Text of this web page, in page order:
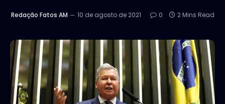
Redação Fatos AM 10 de agosto de 2021 0 2 Mins Read